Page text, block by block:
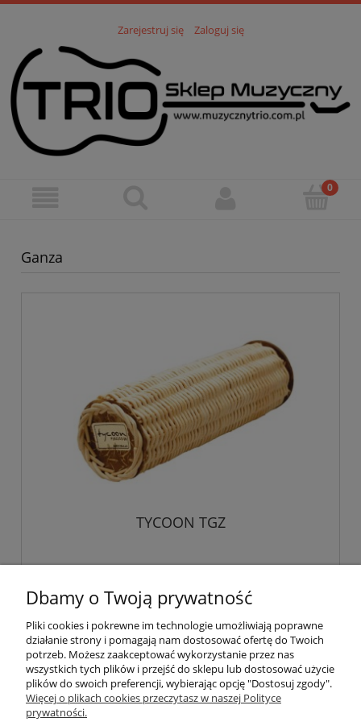
Zarejestruj się Zaloguj się
Ganza
TYCOON TGZ
do koszyka
Pomoc
Dbamy o Twoją prywatność
Pliki cookies i pokrewne im technologie umożliwiają poprawne
działanie strony i pomagają nam dostosować ofertę do Twoich
potrzeb. Możesz zaakceptować wykorzystanie przez nas
wszystkich tych plików i przejść do sklepu lub dostosować użycie
plików do swoich preferencji, wybierając opcję "Dostosuj zgody".
Więcej o plikach cookies przeczytasz w naszej Polityce
prywatności.